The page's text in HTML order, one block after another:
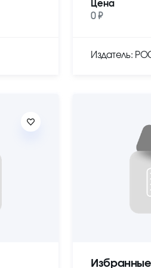
Цена
0 ₽
Издатель: